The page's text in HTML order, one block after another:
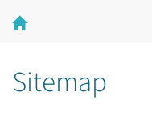
Sitemap